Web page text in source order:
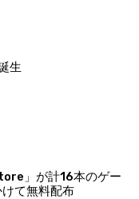
生
」が計16本のゲー
て無料配布